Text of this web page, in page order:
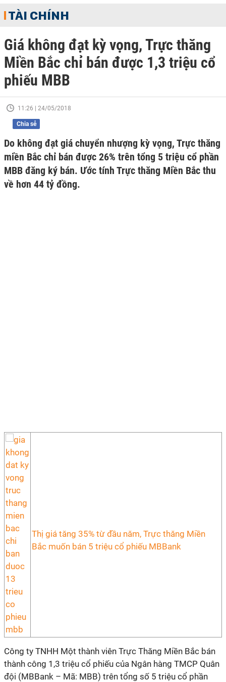
TÀI CHÍNH
Giá không đạt kỳ vọng, Trực thăng
Miền Bắc chỉ bán được 1,3 triệu cổ
phiếu MBB
11:26 | 24/05/2018
Chia sẻ
Do không đạt giá chuyển nhượng kỳ vọng, Trực thăng
miền Bắc chỉ bán được 26% trên tổng 5 triệu cổ phần
MBB đăng ký bán. Ước tính Trực thăng Miền Bắc thu
về hơn 44 tỷ đồng.
Thị giá tăng 35% từ đầu năm, Trực thăng Miền
Bắc muốn bán 5 triệu cổ phiếu MBBank
Công ty TNHH Một thành viên Trực Thăng Miền Bắc bán
thành công 1,3 triệu cổ phiếu của Ngân hàng TMCP Quân
đội (MBBank – Mã: MBB) trên tổng số 5 triệu cổ phần